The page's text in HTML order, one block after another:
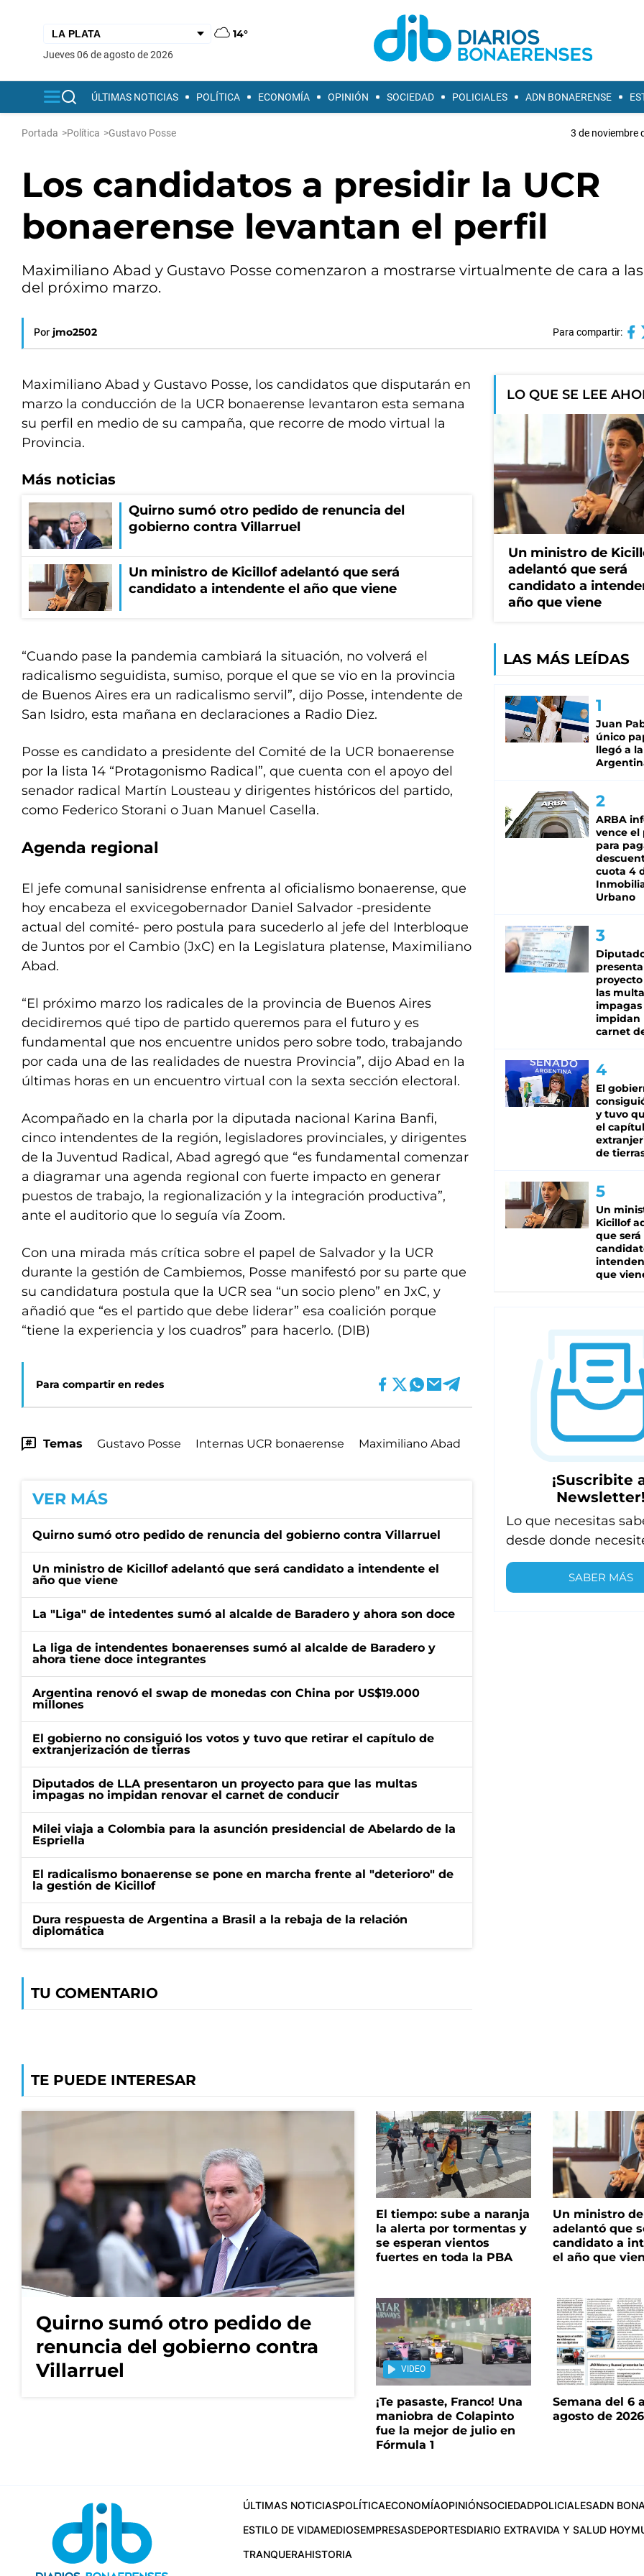
14°
jueves 06 de agosto de 2026
ÚLTIMAS NOTICIAS POLÍTICA ECONOMÍA OPINIÓN SOCIEDAD POLICIALES ADN BONAERENSE
Portada >Política >Gustavo Posse 3 de noviembre
Los candidatos a presidir la UCR
bonaerense levantan el perfil
Maximiliano Abad y Gustavo Posse comenzaron a mostrarse virtualmente de cara a
del próximo marzo.
Por jmo2502 Para compartir:
Maximiliano Abad y Gustavo Posse, los candidatos que disputarán en
marzo la conducción de la UCR bonaerense levantaron esta semana
su perfil en medio de su campaña, que recorre de modo virtual la
Provincia.
Más noticias
Quirno sumó otro pedido de renuncia del
gobierno contra Villarruel
Un ministro de Kicillof adelantó que será
candidato a intendente el año que viene
“Cuando pase la pandemia cambiará la situación, no volverá el
radicalismo seguidista, sumiso, porque el que se vio en la provincia
de Buenos Aires era un radicalismo servil”, dijo Posse, intendente de
San Isidro, esta mañana en declaraciones a Radio Diez.
Posse es candidato a presidente del Comité de la UCR bonaerense
por la lista 14 “Protagonismo Radical”, que cuenta con el apoyo del
senador radical Martín Lousteau y dirigentes históricos del partido,
como Federico Storani o Juan Manuel Casella.
Agenda regional
El jefe comunal sanisidrense enfrenta al oficialismo bonaerense, que
hoy encabeza el exvicegobernador Daniel Salvador -presidente
actual del comité- pero postula para sucederlo al jefe del Interbloque
de Juntos por el Cambio (JxC) en la Legislatura platense, Maximiliano
Abad.
“El próximo marzo los radicales de la provincia de Buenos Aires
decidiremos qué tipo de partido queremos para el futuro y es
fundamental que nos encuentre unidos pero sobre todo, trabajando
por cada una de las realidades de nuestra Provincia”, dijo Abad en la
últimas horas en un encuentro virtual con la sexta sección electoral.
Acompañado en la charla por la diputada nacional Karina Banfi,
cinco intendentes de la región, legisladores provinciales, y dirigentes
de la Juventud Radical, Abad agregó que “es fundamental comenzar
a diagramar una agenda regional con fuerte impacto en generar
puestos de trabajo, la regionalización y la integración productiva”,
ante el auditorio que lo seguía vía Zoom.
Con una mirada más crítica sobre el papel de Salvador y la UCR
durante la gestión de Cambiemos, Posse manifestó por su parte que
su candidatura postula que la UCR sea “un socio pleno” en JxC, y
añadió que “es el partido que debe liderar” esa coalición porque
“tiene la experiencia y los cuadros” para hacerlo. (DIB)
Para compartir en redes
Temas Gustavo Posse Internas UCR bonaerense Maximiliano Abad
VER MÁS
Quirno sumó otro pedido de renuncia del gobierno contra Villarruel
Un ministro de Kicillof adelantó que será candidato a intendente el
año que viene
La "Liga" de intedentes sumó al alcalde de Baradero y ahora son doce
La liga de intendentes bonaerenses sumó al alcalde de Baradero y
ahora tiene doce integrantes
Argentina renovó el swap de monedas con China por US$19.000
millones
El gobierno no consiguió los votos y tuvo que retirar el capítulo de
extranjerización de tierras
Diputados de LLA presentaron un proyecto para que las multas
impagas no impidan renovar el carnet de conducir
Milei viaja a Colombia para la asunción presidencial de Abelardo de la
Espriella
El radicalismo bonaerense se pone en marcha frente al "deterioro" de
la gestión de Kicillof
Dura respuesta de Argentina a Brasil a la rebaja de la relación
diplomática
TU COMENTARIO
LO QUE SE LEE
Un ministro de
adelantó que será
candidato a
año que viene
LAS MÁS LEÍDAS
Juan
único
llegó a la
ARBA
vence el
para
cuota 4
Urbano
las
impagas
impidan
carnet
El
y tuvo
el
de
Un
Kicillof
que será
que
¡Suscribite
Newsletter!
Lo que necesitas
desde donde
SABER MÁS
TE PUEDE INTERESAR
Quirno sumó otro pedido de
renuncia del gobierno contra
Villarruel
El tiempo: sube a naranja
la alerta por tormentas y
se esperan vientos
fuertes en toda la PBA
Un ministro
adelantó que
candidato a
el año que
VIDEO
¡Te pasaste, Franco! Una
maniobra de Colapinto
fue la mejor de julio en
Fórmula 1
Semana del 6
agosto de 2026
ÚLTIMAS NOTICIASPOLÍTICAECONOMÍAOPINIÓNSOCIEDADPOLICIALESADN
ESTILO DE VIDAMEDIOSEMPRESASDEPORTESDIARIO EXTRAVIDA Y SALUD HOY
TRANQUERAHISTORIA